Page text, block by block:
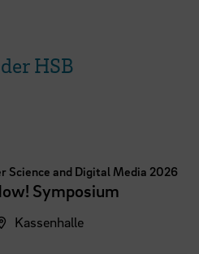
HSB
Science and Digital Media 2026
Symposium
Kassenhalle